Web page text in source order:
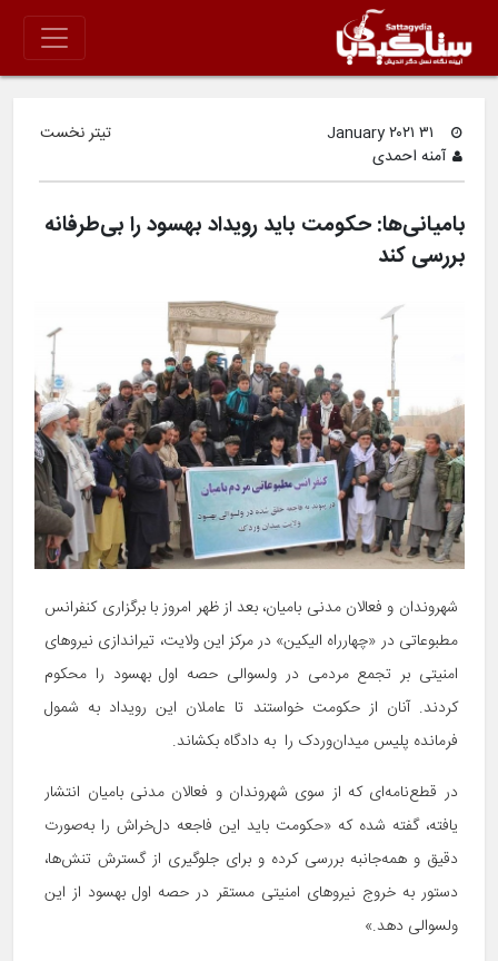
آمنه احمدی
تیتر نخست
بامیانی‌ها: حکومت باید رویداد بهسود را بی‌طرفانه
بررسی کند
شهروندان و فعالان مدنی بامیان، بعد از ظهر امروز با برگزاری کنفرانس
مطبوعاتی در «چهارراه الیکین» در مرکز این ولایت، تیراندازی نیروهای
امنیتی بر تجمع مردمی در ولسوالی حصه اول بهسود را محکوم
کردند. آنان از حکومت خواستند تا عاملان این رویداد به شمول
فرمانده پلیس میدان‌وردک را به دادگاه بکشاند.
در قطع‌نامه‌ای که از سوی شهروندان و فعالان مدنی بامیان انتشار
یافته، گفته شده که «حکومت باید این فاجعه دل‌خراش را به‌صورت
دقیق و همه‌جانبه بررسی کرده و برای جلوگیری از گسترش تنش‌ها،
دستور به خروج نیروهای امنیتی مستقر در حصه اول بهسود از این
ولسوالی دهد.»